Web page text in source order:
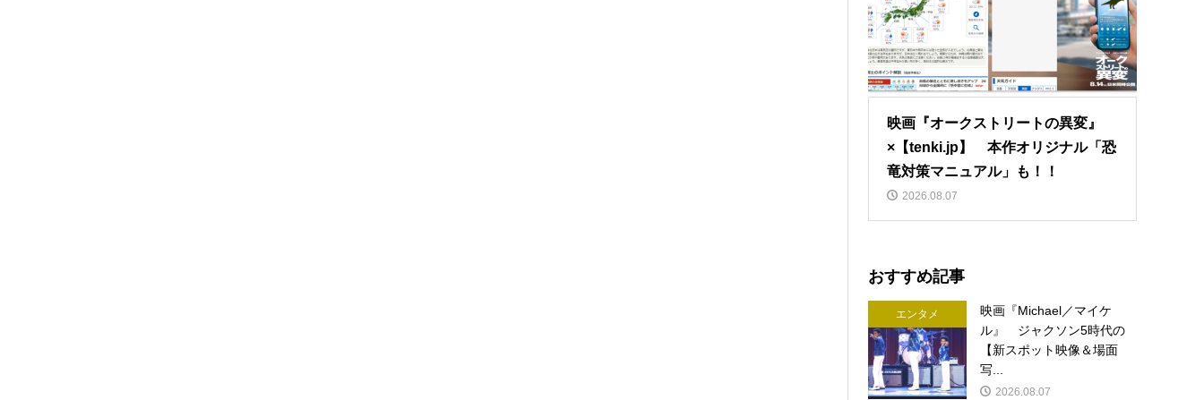
映画『オークストリートの異変』
×【tenki.jp】 本作オリジナル「恐
竜対策マニュアル」も！！
2026.08.07
おすすめ記事
エンタメ
映画『Michael／マイケ
ル』 ジャクソン5時代の
【新スポット映像＆場面
写...
2026.08.07